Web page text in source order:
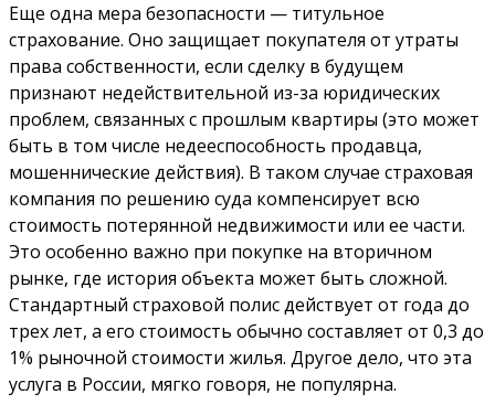
Еще одна мера безопасности — титульное
страхование. Оно защищает покупателя от утраты
права собственности, если сделку в будущем
признают недействительной из-за юридических
проблем, связанных с прошлым квартиры (это может
быть в том числе недееспособность продавца,
мошеннические действия). В таком случае страховая
компания по решению суда компенсирует всю
стоимость потерянной недвижимости или ее части.
Это особенно важно при покупке на вторичном
рынке, где история объекта может быть сложной.
Стандартный страховой полис действует от года до
трех лет, а его стоимость обычно составляет от 0,3 до
1% рыночной стоимости жилья. Другое дело, что эта
услуга в России, мягко говоря, не популярна.